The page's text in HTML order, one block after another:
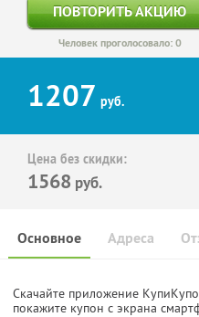
ПОВТОРИТЬ АКЦИЮ
Человек проголосовало: 0
1207 руб.
Цена без скидки:
1568 руб.
Основное Адреса
Скачайте приложение
покажите купон с экрана